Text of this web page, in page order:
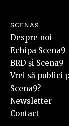
SCENA9
Despre noi
Echipa Scena9
BRD și Scena9
Vrei să publici
Scena9?
Newsletter
Contact